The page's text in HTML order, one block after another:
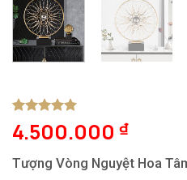
5trên 5
dựa trên
1
4.500.000 ₫
Tượng Vòng Nguyệt Hoa